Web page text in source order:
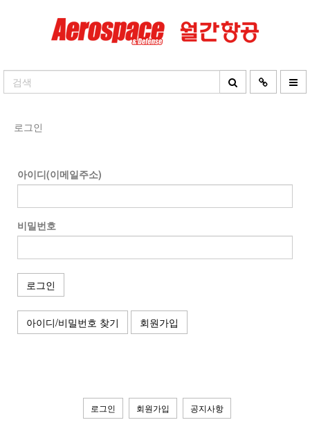
로그인
아이디(이메일주소)
비밀번호
로그인
아이디/비밀번호 찾기 회원가입
로그인 회원가입 공지사항